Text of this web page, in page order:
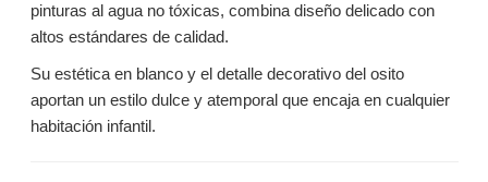
pinturas al agua no tóxicas, combina diseño delicado con
altos estándares de calidad.
Su estética en blanco y el detalle decorativo del osito
aportan un estilo dulce y atemporal que encaja en cualquier
habitación infantil.